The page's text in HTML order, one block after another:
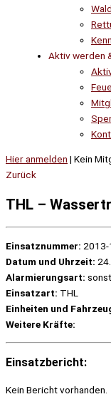
Aktiv werden
Hier anmelden | Kein
Zurück
THL –
Einsatznummer: 2013-
Datum und Uhrzeit:
Alarmierungsart:
Einsatzart: THL
Einheiten und
Weitere Kräfte:
Einsatzbericht:
Kein Bericht vorhanden.